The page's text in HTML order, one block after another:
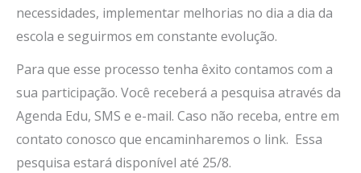
necessidades, implementar melhorias no dia a dia da
escola e seguirmos em constante evolução.
Para que esse processo tenha êxito contamos com a
sua participação. Você receberá a pesquisa através da
Agenda Edu, SMS e e-mail. Caso não receba, entre em
contato conosco que encaminharemos o link. Essa
pesquisa estará disponível até 25/8.